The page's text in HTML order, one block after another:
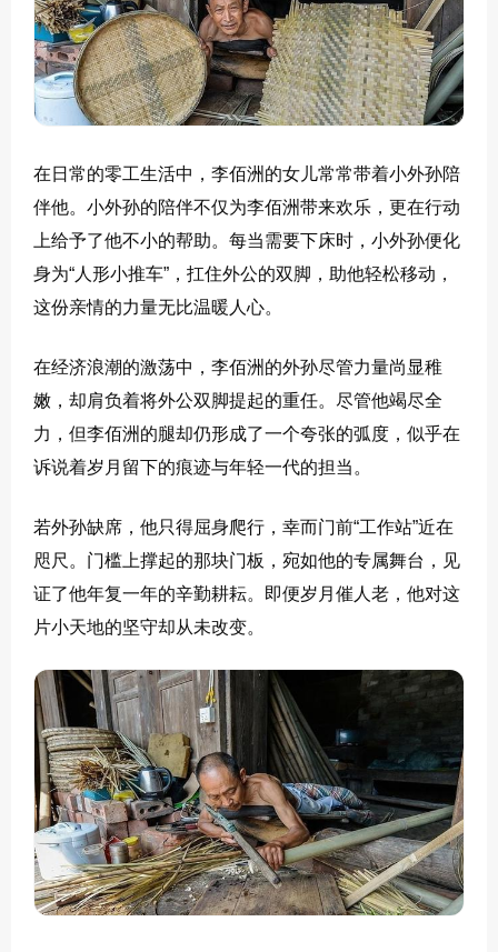
在日常的零工生活中，李佰洲的女儿常常带着小外孙陪
伴他。小外孙的陪伴不仅为李佰洲带来欢乐，更在行动
上给予了他不小的帮助。每当需要下床时，小外孙便化
身为“人形小推车”，扛住外公的双脚，助他轻松移动，
这份亲情的力量无比温暖人心。
在经济浪潮的激荡中，李佰洲的外孙尽管力量尚显稚
嫩，却肩负着将外公双脚提起的重任。尽管他竭尽全
力，但李佰洲的腿却仍形成了一个夸张的弧度，似乎在
诉说着岁月留下的痕迹与年轻一代的担当。
若外孙缺席，他只得屈身爬行，幸而门前“工作站”近在
咫尺。门槛上撑起的那块门板，宛如他的专属舞台，见
证了他年复一年的辛勤耕耘。即便岁月催人老，他对这
片小天地的坚守却从未改变。